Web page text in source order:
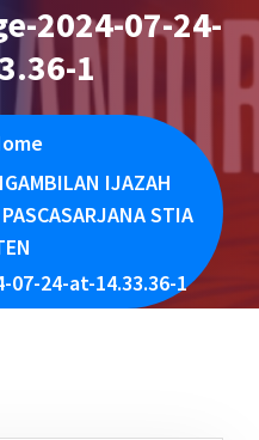
2024-07-24-
1
IJAZAH
STIA
07-24-at-14.33.36-1